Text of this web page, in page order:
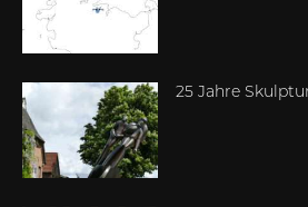
25 Jahre